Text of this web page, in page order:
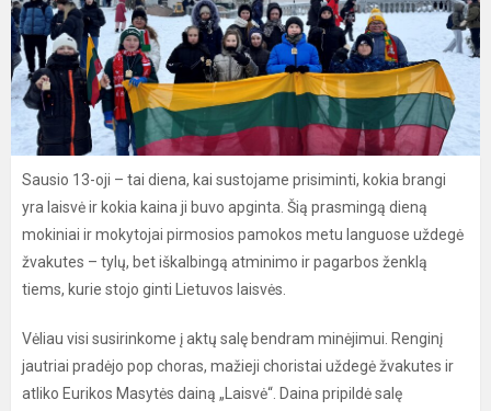
Sausio 13-oji – tai diena, kai sustojame prisiminti, kokia brangi
yra laisvė ir kokia kaina ji buvo apginta. Šią prasmingą dieną
mokiniai ir mokytojai pirmosios pamokos metu languose uždegė
žvakutes – tylų, bet iškalbingą atminimo ir pagarbos ženklą
tiems, kurie stojo ginti Lietuvos laisvės.
Vėliau visi susirinkome į aktų salę bendram minėjimui. Renginį
jautriai pradėjo pop choras, mažieji choristai uždegė žvakutes ir
atliko Eurikos Masytės dainą „Laisvė“. Daina pripildė salę